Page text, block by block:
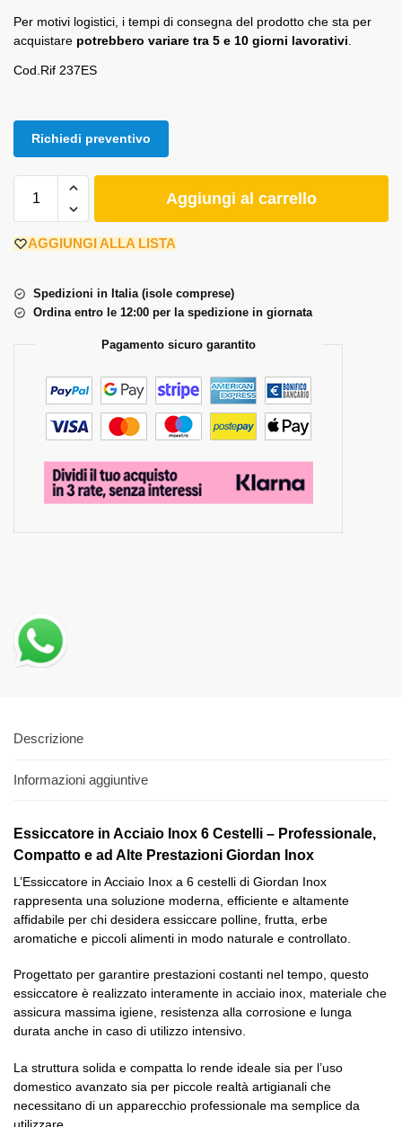
Per motivi logistici, i tempi di consegna del prodotto che sta per
acquistare potrebbero variare tra 5 e 10 giorni lavorativi
Cod.Rif 237ES
Richiedi preventivo
Aggiungi al carrello
AGGIUNGI ALLA LISTA
Spedizioni in Italia (isole comprese)
Ordina entro le 12:00 per la spedizione in giornata
Pagamento sicuro garantito
Descrizione
Informazioni aggiuntive
Essiccatore in Acciaio Inox 6 Cestelli – Professionale,
Compatto e ad Alte Prestazioni Giordan Inox
L’Essiccatore in Acciaio Inox a 6 cestelli di Giordan Inox
rappresenta una soluzione moderna, efficiente e altamente
affidabile per chi desidera essiccare polline, frutta, erbe
aromatiche e piccoli alimenti in modo naturale e controllato.
Progettato per garantire prestazioni costanti nel tempo, questo
essiccatore è realizzato interamente in acciaio inox, materiale che
assicura massima igiene, resistenza alla corrosione e lunga
durata anche in caso di utilizzo intensivo.
La struttura solida e compatta lo rende ideale sia per l’uso
domestico avanzato sia per piccole realtà artigianali che
necessitano di un apparecchio professionale ma semplice da